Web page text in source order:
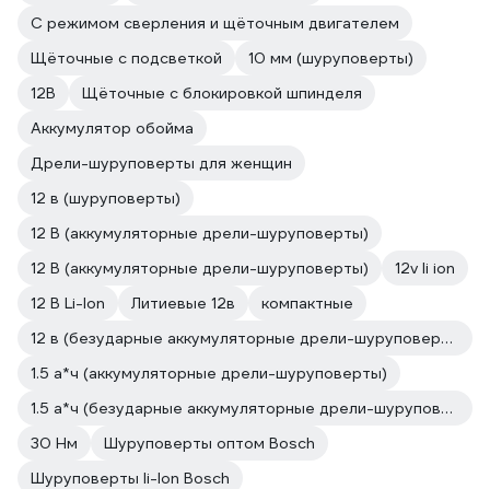
C режимом сверления и щёточным двигателем
Щёточные с подсветкой
10 мм (шуруповерты)
12В
Щёточные с блокировкой шпинделя
Аккумулятор обойма
Дрели-шуруповерты для женщин
12 в (шуруповерты)
12 В (аккумуляторные дрели-шуруповерты)
12 В (аккумуляторные дрели-шуруповерты)
12v li ion
12 В Li-Ion
Литиевые 12в
компактные
12 в (безударные аккумуляторные дрели-шуруповерты)
1.5 а*ч (аккумуляторные дрели-шуруповерты)
1.5 а*ч (безударные аккумуляторные дрели-шуруповерты)
30 Нм
Шуруповерты оптом Bosch
Шуруповерты li-lon Bosch